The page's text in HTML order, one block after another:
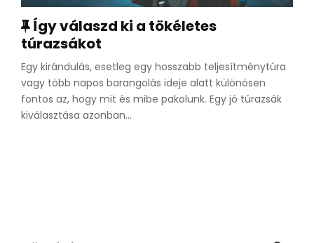
K
a
p
c
s
o
Így válaszd ki a tökéletes
túrazsákot
Egy kirándulás, esetleg egy hosszabb teljesítménytúra
vagy több napos barangolás ideje alatt különösen
fontos az, hogy mit és mibe pakolunk. Egy jó túrazsák
kiválasztása azonban...